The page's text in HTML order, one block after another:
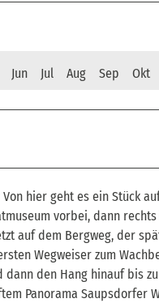
Jun Jul Aug Sep Okt
hier geht es ein Stück
vorbei, dann
auf dem Bergweg, der
Wegweiser zum
dann den Hang hinauf bis
Panorama Saupsdorfer